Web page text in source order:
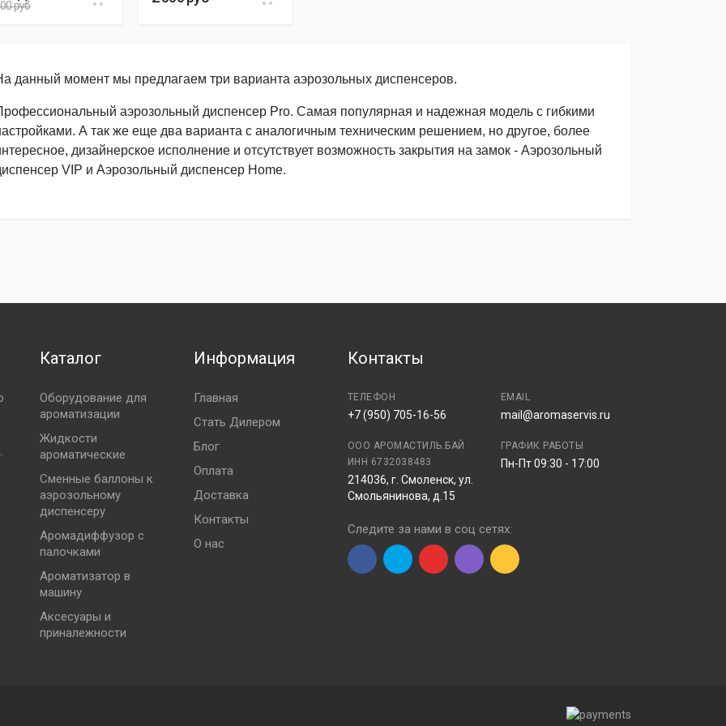
руб
данный момент мы предлагаем три варианта аэрозольных диспенсеров.
аэрозольный диспенсер Pro. Самая популярная и надежная модель с гибкими
А так же еще два варианта с аналогичным техническим решением, но другое, более
дизайнерское исполнение и отсутствует возможность закрытия на замок - Аэрозольный
VIP и Аэрозольный диспенсер Home.
Каталог
Оборудование для
ароматизации
Жидкости
ароматические
Сменные баллоны к
аэрозольному
диспенсеру
Аромадиффузор с
палочками
Ароматизатор в
машину
Аксесуары и
приналежности
Информация
Главная
Стать Дилером
Блог
Оплата
Доставка
Контакты
О нас
Контакты
ТЕЛЕФОН
+7 (950) 705-16-56
EMAIL
mail@aromaservis.ru
ООО АРОМАСТИЛЬ.БАЙ
ИНН 6732038483
214036, г. Смоленск, ул.
Смольянинова, д.15
ГРАФИК РАБОТЫ
Пн-Пт 09:30 - 17:00
Следите за нами в соц сетях: